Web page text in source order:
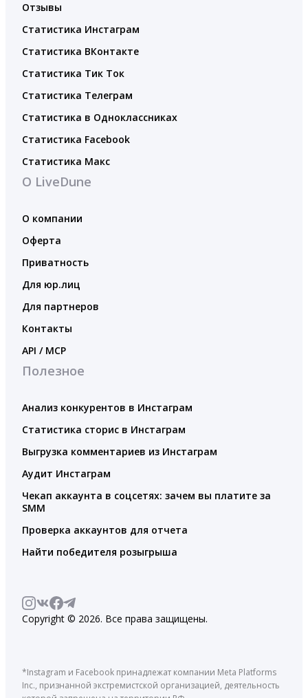
Отзывы
Статистика Инстаграм
Статистика ВКонтакте
Статистика Тик Ток
Статистика Телеграм
Статистика в Одноклассниках
Статистика Facebook
Статистика Макс
О LiveDune
О компании
Оферта
Приватность
Для юр.лиц
Для партнеров
Контакты
API / MCP
Полезное
Анализ конкурентов в Инстаграм
Статистика сторис в Инстаграм
Выгрузка комментариев из Инстаграм
Аудит Инстаграм
Чекап аккаунта в соцсетях: зачем вы платите за
SMM
Проверка аккаунтов для отчета
Найти победителя розыгрыша
Copyright © 2026. Все права защищены.
*Instagram и Facebook принадлежат компании Meta Platforms
Inc., признанной экстремистской организацией, деятельность